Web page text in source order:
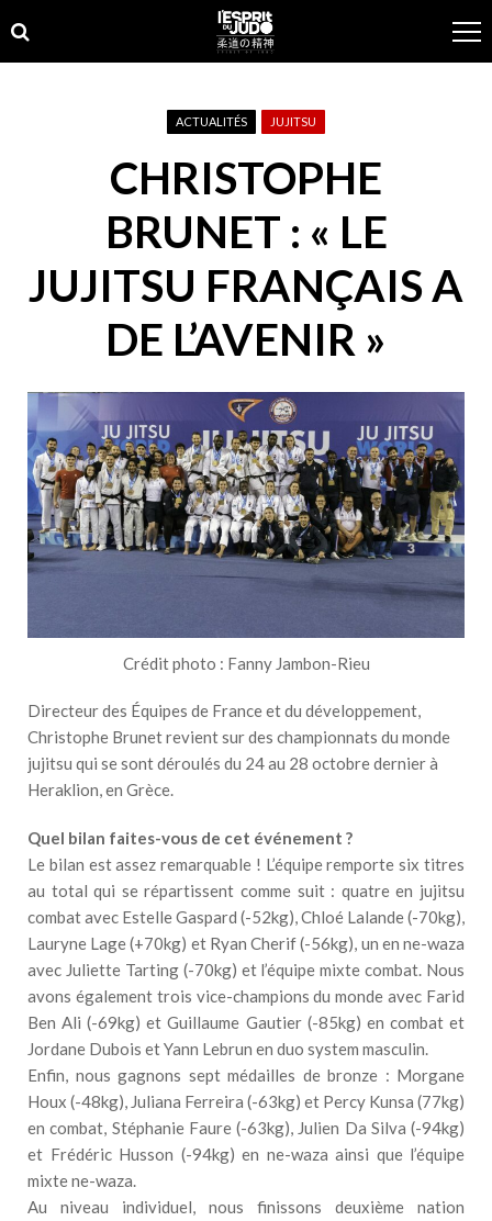
to
navigation
to
content
ACTUALITÉS JUJITSU
CHRISTOPHE
BRUNET : « LE
JUJITSU FRANÇAIS A
DE L’AVENIR »
Crédit photo : Fanny Jambon-Rieu
Directeur des Équipes de France et du développement,
Christophe Brunet revient sur des championnats du monde
jujitsu qui se sont déroulés du 24 au 28 octobre dernier à
Heraklion, en Grèce.
Quel bilan faites-vous de cet événement ?
Le bilan est assez remarquable ! L’équipe remporte six titres
au total qui se répartissent comme suit : quatre en jujitsu
combat avec Estelle Gaspard (-52kg), Chloé Lalande (-70kg),
Lauryne Lage (+70kg) et Ryan Cherif (-56kg), un en ne-waza
avec Juliette Tarting (-70kg) et l’équipe mixte combat. Nous
avons également trois vice-champions du monde avec Farid
Ben Ali (-69kg) et Guillaume Gautier (-85kg) en combat et
Jordane Dubois et Yann Lebrun en duo system masculin.
Enfin, nous gagnons sept médailles de bronze : Morgane
Houx (-48kg), Juliana Ferreira (-63kg) et Percy Kunsa (77kg)
en combat, Stéphanie Faure (-63kg), Julien Da Silva (-94kg)
et Frédéric Husson (-94kg) en ne-waza ainsi que l’équipe
mixte ne-waza.
Au niveau individuel, nous finissons deuxième nation